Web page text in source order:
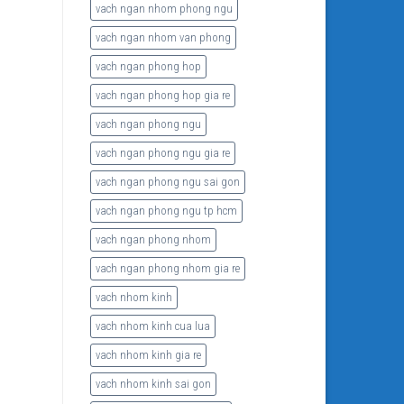
vach ngan nhom phong ngu
vach ngan nhom van phong
vach ngan phong hop
vach ngan phong hop gia re
vach ngan phong ngu
vach ngan phong ngu gia re
vach ngan phong ngu sai gon
vach ngan phong ngu tp hcm
vach ngan phong nhom
vach ngan phong nhom gia re
vach nhom kinh
vach nhom kinh cua lua
vach nhom kinh gia re
vach nhom kinh sai gon